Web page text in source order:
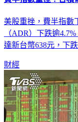
美股重挫，費半指數
（ADR）下跌逾
達新台幣638元，下
財經